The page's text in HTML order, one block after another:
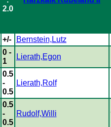
2.0
+/- Bernstein,Lutz
0 -
1
Lierath,Egon
0.5
-
0.5
Lierath,Rolf
0.5
-
0.5
Rudolf,Willi